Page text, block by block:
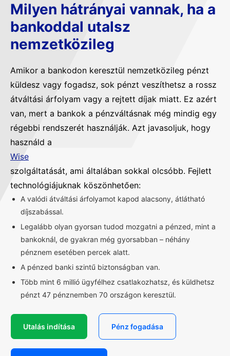
Milyen hátrányai vannak, ha a
bankoddal utalsz
nemzetközileg
Amikor a bankodon keresztül nemzetközileg pénzt
küldesz vagy fogadsz, sok pénzt veszíthetsz a rossz
átváltási árfolyam vagy a rejtett díjak miatt. Ez azért
van, mert a bankok a pénzváltásnak még mindig egy
régebbi rendszerét használják. Azt javasoljuk, hogy
használd a
Wise
szolgáltatását, ami általában sokkal olcsóbb. Fejlett
technológiájuknak köszönhetően:
A valódi átváltási árfolyamot kapod alacsony, átlátható
díjszabással.
Legalább olyan gyorsan tudod mozgatni a pénzed, mint a
bankoknál, de gyakran még gyorsabban – néhány
pénznem esetében percek alatt.
A pénzed banki szintű biztonságban van.
Több mint 6 millió ügyfélhez csatlakozhatsz, és küldhetsz
pénzt 47 pénznemben 70 országon keresztül.
Utalás indítása Pénz fogadása